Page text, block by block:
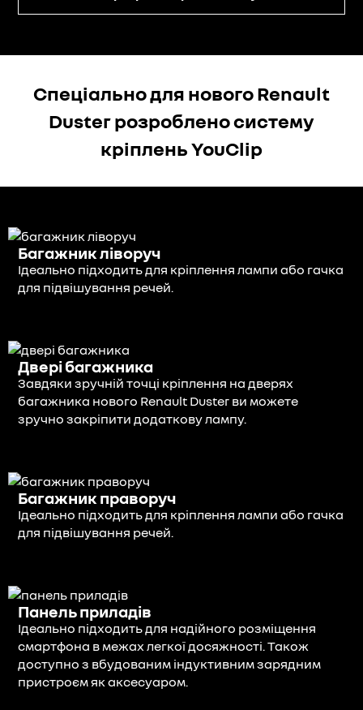
Спеціально для нового Renault
Duster розроблено систему
кріплень YouClip
Багажник ліворуч
Ідеально підходить для кріплення лампи або гачка
для підвішування речей.
Двері багажника
Завдяки зручній точці кріплення на дверях
багажника нового Renault Duster ви можете
зручно закріпити додаткову лампу.
Багажник праворуч
Ідеально підходить для кріплення лампи або гачка
для підвішування речей.
Панель приладів
Ідеально підходить для надійного розміщення
смартфона в межах легкої досяжності. Також
доступно з вбудованим індуктивним зарядним
пристроєм як аксесуаром.